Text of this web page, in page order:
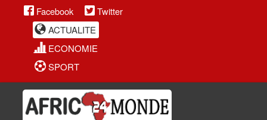
Facebook
Twitter
ACTUALITE
ECONOMIE
SPORT